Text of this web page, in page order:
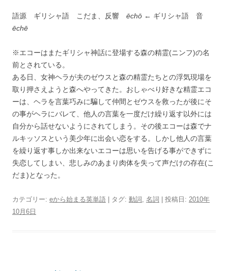
語源 ギリシャ語 こだま、反響 ēchō ← ギリシャ語 音
ēchē
※エコーはまたギリシャ神話に登場する森の精霊(ニンフ)の名
前とされている。
ある日、女神ヘラが夫のゼウスと森の精霊たちとの浮気現場を
取り押さえようと森へやってきた。おしゃべり好きな精霊エコ
ーは、ヘラを言葉巧みに騙して仲間とゼウスを救ったが後にそ
の事がヘラにバレて、他人の言葉を一度だけ繰り返す以外には
自分から話せないようにされてしまう。その後エコーは森でナ
ルキッソスという美少年に出会い恋をする。しかし他人の言葉
を繰り返す事しか出来ないエコーは思いを告げる事ができずに
失恋してしまい、悲しみのあまり肉体を失って声だけの存在(こ
だま)となった。
カテゴリー: eから始まる英単語 | タグ: 動詞 , 名詞 | 投稿日: 2010年
10月6日